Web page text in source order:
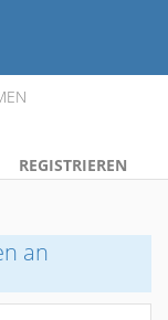
REGISTRIEREN
an